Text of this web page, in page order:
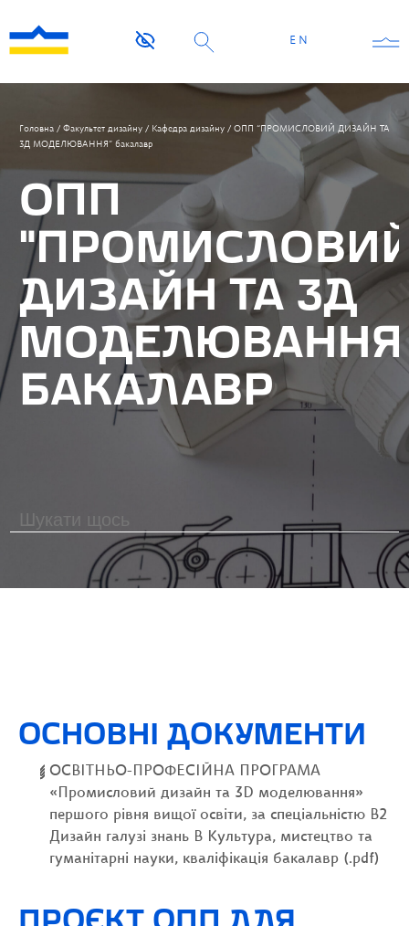
EN
Головна / Факультет дизайну / Кафедра дизайну / ОПП “ПРОМИСЛОВИЙ ДИЗАЙН ТА
3Д МОДЕЛЮВАННЯ” бакалавр
ОПП
ДИЗАЙН ТА 3Д
БАКАЛАВР
ОСНОВНІ ДОКУМЕНТИ
ОСВІТНЬО-ПРОФЕСІЙНА ПРОГРАМА
«Промисловий дизайн та 3D моделювання»
першого рівня вищої освіти, за спеціальністю В2
Дизайн галузі знань В Культура, мистецтво та
гуманітарні науки, кваліфікація бакалавр (.pdf)